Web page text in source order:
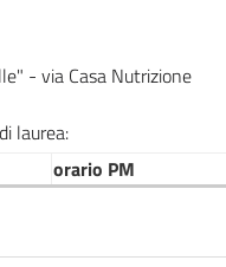
- via Casa Nutrizione
laurea:
orario PM